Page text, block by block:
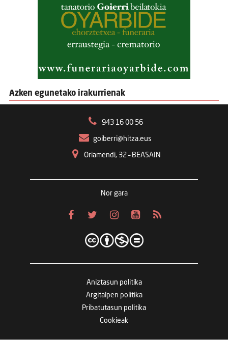
Azken egunetako irakurrienak
943 16 00 56
goiberri@hitza.eus
Oriamendi, 32 – BEASAIN
Nor gara
Aniztasun politika
Argitalpen politika
Pribatutasun politika
Cookieak